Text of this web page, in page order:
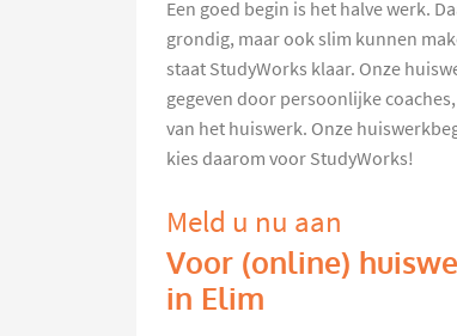
Een goed begin is het halve werk.
grondig, maar ook slim kunnen
staat StudyWorks klaar. Onze
gegeven door persoonlijke
van het huiswerk. Onze
kies daarom voor StudyWorks!
Meld u nu aan
Voor (online)
in Elim